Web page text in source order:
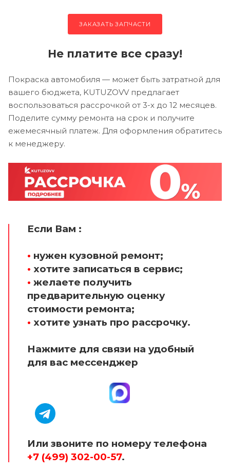
ЗАКАЗАТЬ ЗАПЧАСТИ
Не платите все сразу!
Покраска автомобиля — может быть затратной для
вашего бюджета, KUTUZOVV предлагает
воспользоваться рассрочкой от 3-х до 12 месяцев.
Поделите сумму ремонта на срок и получите
ежемесячный платеж. Для оформления обратитесь
к менеджеру.
Если Вам :
• нужен кузовной ремонт;
• хотите записаться в сервис;
• желаете получить
предварительную оценку
стоимости ремонта;
• хотите узнать про рассрочку.
Нажмите для связи на удобный
для вас мессенджер
Или звоните по номеру телефона
+7 (499) 302-00-57.